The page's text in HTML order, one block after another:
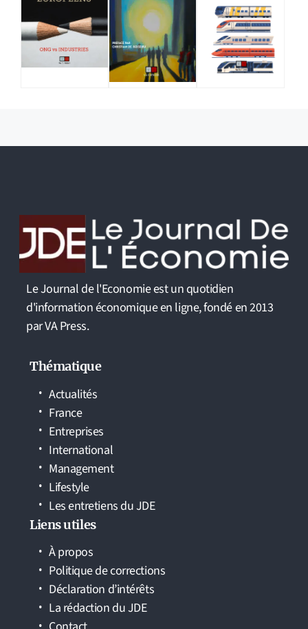
Le Journal de l'Economie est un quotidien
d'information économique en ligne, fondé en 2013
par VA Press.
Thématique
Actualités
France
Entreprises
International
Management
Lifestyle
Les entretiens du JDE
Liens utiles
À propos
Politique de corrections
Déclaration d’intérêts
La rédaction du JDE